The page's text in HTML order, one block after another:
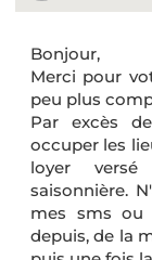
Bonjour,
Merci pour
peu plus
Par excès
occuper les
loyer
saisonnière.
mes sms ou
depuis, de la